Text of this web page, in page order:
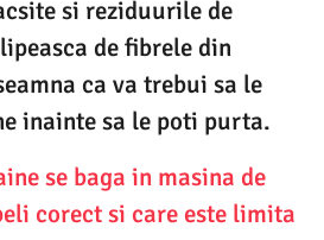
si reziduurile de
de fibrele din
ca va trebui sa le
inainte sa le poti purta.
se baga in masina de
corect si care este limita